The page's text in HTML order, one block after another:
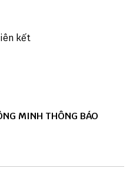
kết
MINH THÔNG BÁO